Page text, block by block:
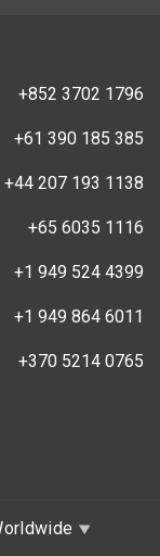
+852 3702 1796
+61 390 185 385
+44 207 193 1138
+65 6035 1116
+1 949 524 4399
+1 949 864 6011
+370 5214 0765